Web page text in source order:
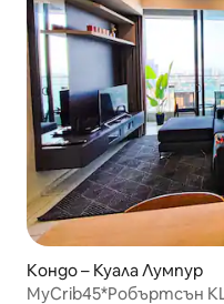
Кондо – Куала Лумпур
MyCrib45*Робъртсън